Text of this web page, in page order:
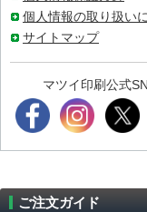
個人情報の取り扱い
サイトマップ
マツイ印刷公式
ご注文ガイド